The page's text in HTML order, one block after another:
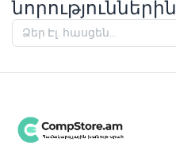
նորություններին